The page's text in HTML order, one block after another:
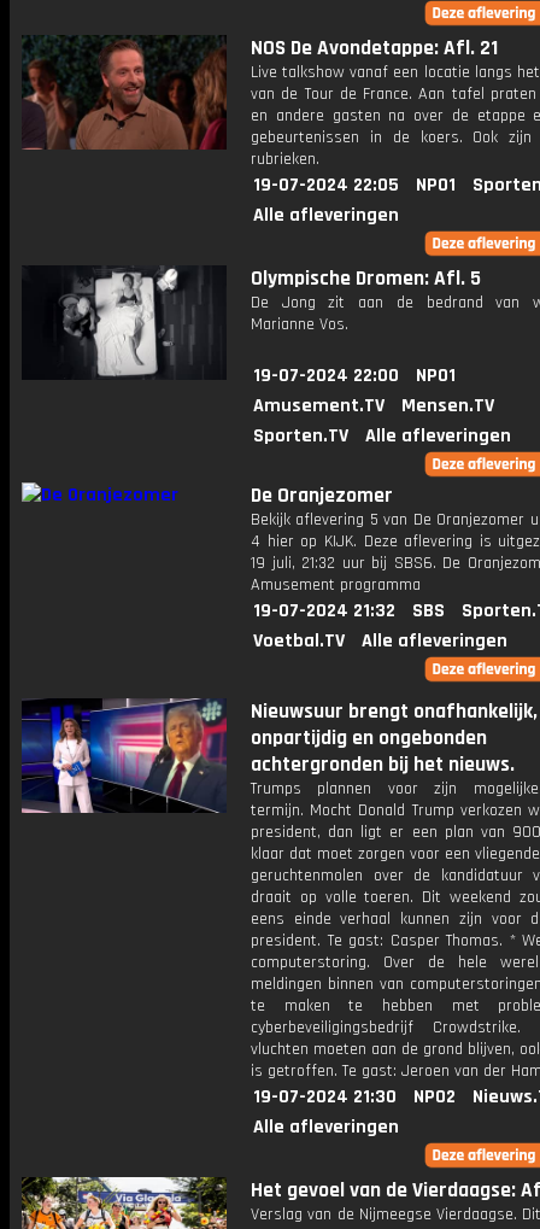
NOS De Avondetappe: Afl. 21
Live talkshow vanaf een locatie langs
van de Tour de France. Aan tafel
en andere gasten na over de etappe
gebeurtenissen in de koers. Ook
rubrieken.
19-07-2024 22:05 NPO1
Alle afleveringen
Olympische Dromen: Afl. 5
De Jong zit aan de bedrand van
Marianne Vos.
19-07-2024 22:00
NPO1
Amusement.TV
Mensen.TV
Sporten.TV
Alle afleveringen
De Oranjezomer
Bekijk aflevering 5 van De Oranjezomer
4 hier op KIJK. Deze aflevering is
19 juli, 21:32 uur bij SBS6. De
Amusement programma
19-07-2024 21:32 SBS
Voetbal.TV
Alle afleveringen
Nieuwsuur brengt onafhankelijk,
onpartijdig en ongebonden
achtergronden bij het nieuws.
Trumps plannen voor zijn
termijn. Mocht Donald Trump verkozen
president, dan ligt er een plan van
klaar dat moet zorgen voor een
geruchtenmolen over de kandidatuur
draait op volle toeren. Dit weekend
eens einde verhaal kunnen zijn voor
president. Te gast: Casper Thomas. *
computerstoring. Over de hele
meldingen binnen van
te maken te hebben met
cyberbeveiligingsbedrijf Crowdstrike.
vluchten moeten aan de grond blijven,
is getroffen. Te gast: Jeroen van der
19-07-2024 21:30 NPO2
Alle afleveringen
Het gevoel van de Vierdaagse:
Verslag van de Nijmeegse Vierdaagse.